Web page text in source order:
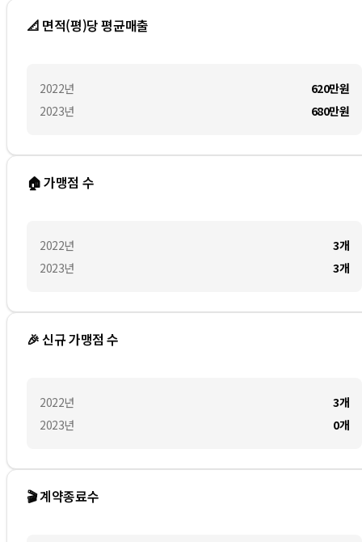
📐 면적(평)당 평균매출
2022년
2023년
620만원
680만원
🏠 가맹점 수
2022년
2023년
3개
3개
🎉 신규 가맹점 수
2022년
2023년
3개
0개
🎬 계약종료수